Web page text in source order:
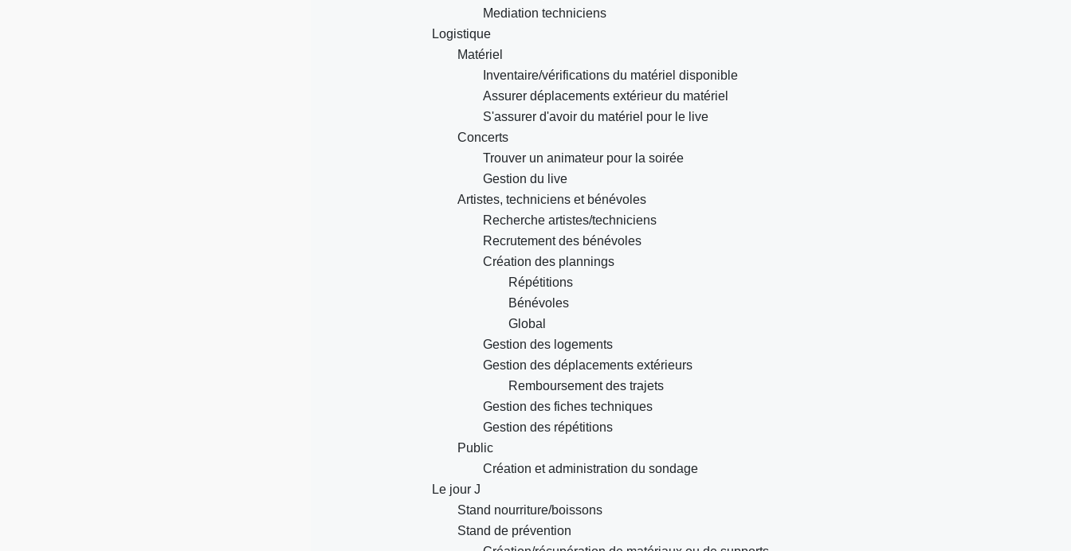
Mediation techniciens
Logistique
Matériel
Inventaire/vérifications du matériel disponible
Assurer déplacements extérieur du matériel
S'assurer d'avoir du matériel pour le live
Concerts
Trouver un animateur pour la soirée
Gestion du live
Artistes, techniciens et bénévoles
Recherche artistes/techniciens
Recrutement des bénévoles
Création des plannings
Répétitions
Bénévoles
Global
Gestion des logements
Gestion des déplacements extérieurs
Remboursement des trajets
Gestion des fiches techniques
Gestion des répétitions
Public
Création et administration du sondage
Le jour J
Stand nourriture/boissons
Stand de prévention